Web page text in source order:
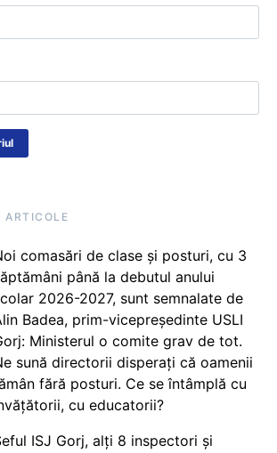
ARTICOLE
comasări de clase și posturi, cu 3
până la debutul anului
2026-2027, sunt semnalate de
Badea, prim-vicepreședinte USLI
Ministerul o comite grav de tot.
sună directorii disperați că oamenii
fără posturi. Ce se întâmplă cu
cu educatorii?
ISJ Gorj, alți 8 inspectori și